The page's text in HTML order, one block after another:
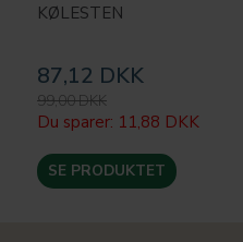
KØLESTEN
87,12 DKK
99,00 DKK
Du sparer: 11,88 DKK
SE PRODUKTET